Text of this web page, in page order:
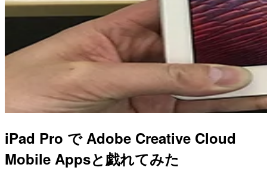
iPad Pro で Adobe Creative Cloud
Mobile Appsと戯れてみた